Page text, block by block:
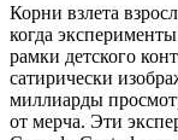
Корни взлета
когда
рамки детского
сатирически
миллиарды
от мерча. Эти